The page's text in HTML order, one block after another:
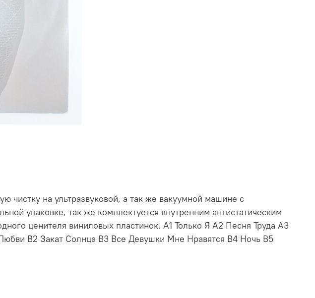
чистку на ультразвуковой, а так же вакуумной машине с
упаковке, так же комплектуется внутренним антистатическим
ценителя виниловых пластинок. A1 Только Я A2 Песня Труда A3
B2 Закат Солнца B3 Все Девушки Мне Нравятся B4 Ночь B5